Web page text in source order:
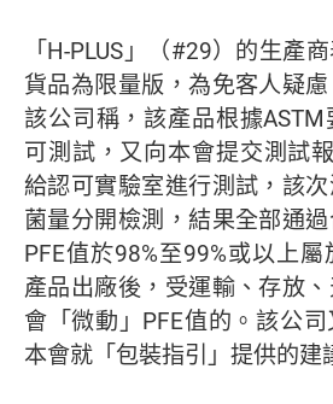
「H-PLUS」（#29）的生產
貨品為限量版，為免客人疑
該公司稱，該產品根據
可測試，又向本會提交測試
給認可實驗室進行測試，該
菌量分開檢測，結果全部通
PFE值於98%至99%或以上
產品出廠後，受運輸、存放
會「微動」PFE值的。該公
本會就「包裝指引」提供的建